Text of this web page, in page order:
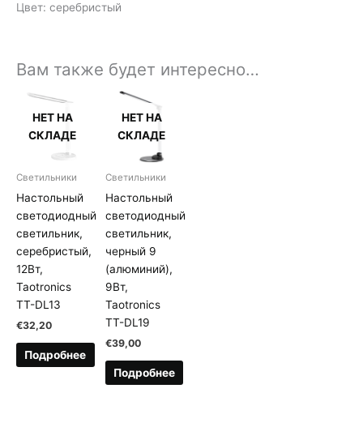
Цвет: серебристый
Вам также будет интересно…
НЕТ НА
СКЛАДЕ
Светильники
Настольный
светодиодный
светильник,
серебристый,
12Вт,
Taotronics
TT-DL13
€32,20
Подробнее
НЕТ НА
СКЛАДЕ
Светильники
Настольный
светодиодный
светильник,
черный 9
(алюминий),
9Вт,
Taotronics
TT-DL19
€39,00
Подробнее